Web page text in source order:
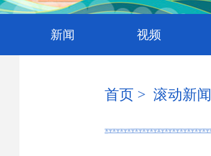
新闻 视频
首页 > 滚动新闻